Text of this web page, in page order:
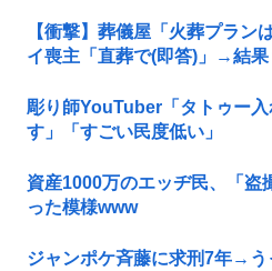
【衝撃】葬儀屋「火葬プラン
イ喪主「直葬で(即答)」→結果
彫り師YouTuber「タトゥー
す」「すごい民度低い」
資産1000万のエッヂ民、「盗
った模様www
ジャンポケ斉藤に求刑7年→